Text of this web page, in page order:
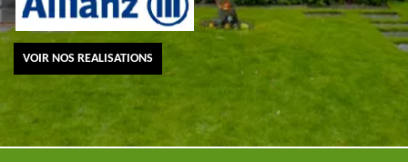
VOIR NOS REALISATIONS